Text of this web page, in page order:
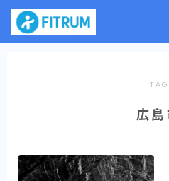
TAG
広島